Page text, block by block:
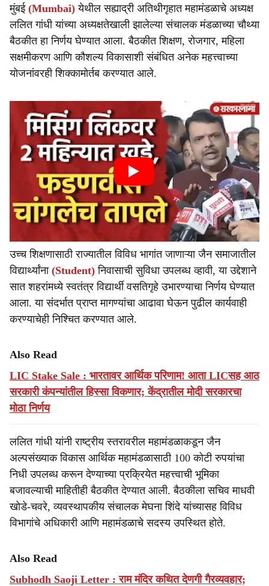
मुंबई (Mumbai) येथील सह्याद्री अतिथीगृहात महामंडळाचे अध्यक्ष
ललित गांधी यांच्या अध्यक्षतेखाली झालेल्या संचालक मंडळाच्या चौथ्या
बैठकीत हा निर्णय घेण्यात आला. बैठकीत शिक्षण, रोजगार, महिला
सक्षमीकरण आणि कौशल्य विकासाशी संबंधित अनेक महत्त्वाच्या
योजनांवरही शिक्कामोर्तब करण्यात आले.
उच्च शिक्षणासाठी राज्यातील विविध भागांत जाणाऱ्या जैन समाजातील
विद्यार्थ्यांना (Student) निवासाची सुविधा उपलब्ध व्हावी, या उद्देशाने
सात शहरांमध्ये स्वतंत्र विद्यार्थी वसतिगृहे उभारण्याचा निर्णय घेण्यात
आला. या संदर्भात प्राप्त मागण्यांचा आढावा घेऊन पुढील कार्यवाही
करण्याचेही निश्चित करण्यात आले.
Also Read
LIC Stake Sale : भारतावर आर्थिक परिणाम! आता LICसह आठ
सरकारी कंपन्यांतील हिस्सा विकणार; केंद्रातील मोदी सरकारचा
मोठा निर्णय
ललित गांधी यांनी राष्ट्रीय स्तरावरील महामंडळाकडून जैन
अल्पसंख्याक विकास आर्थिक महामंडळासाठी 100 कोटी रुपयांचा
निधी उपलब्ध करून देण्याच्या प्रक्रियेत महत्त्वाची भूमिका
बजावल्याची माहितीही बैठकीत देण्यात आली. बैठकीला सचिव माधवी
खोडे-चवरे, व्यवस्थापकीय संचालक मेघना शिंदे यांच्यासह विविध
विभागांचे अधिकारी आणि महामंडळाचे सदस्य उपस्थित होते.
Also Read
Subhodh Saoji Letter : राम मंदिर कथित देणगी गैरव्यवहार;